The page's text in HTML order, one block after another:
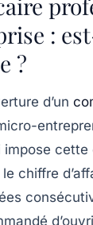
:
?
d’un
cette
chiffre